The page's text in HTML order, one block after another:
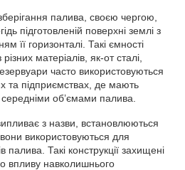
з назви, встановлюються
використовуються для
палива. Такі конструкції захищені
впливу навколишнього
палива, своєю чергою,
підготовленій поверхні землі з
її горизонталі. Такі ємності
матеріалів, як-от сталі,
часто використовуються
та підприємствах, де мають
об’ємами палива.